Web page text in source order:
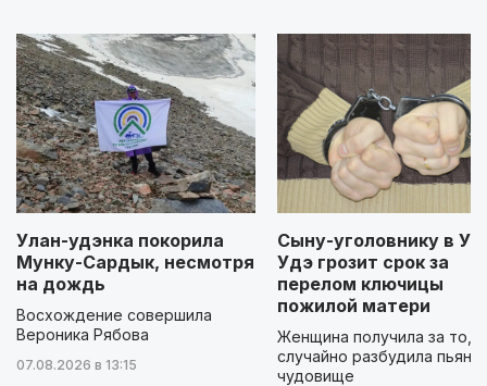
Улан-удэнка покорила
Мунку-Сардык, несмотря
на дождь
Восхождение совершила
Вероника Рябова
07.08.2026 в 13:15
Сыну-уголовнику в
Удэ грозит срок за
перелом ключицы
пожилой матери
Женщина получила за то,
случайно разбудила
чудовище